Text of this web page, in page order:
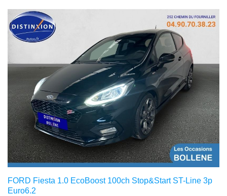
FORD Fiesta 1.0 EcoBoost 100ch Stop&Start ST-Line 3p
Euro6.2